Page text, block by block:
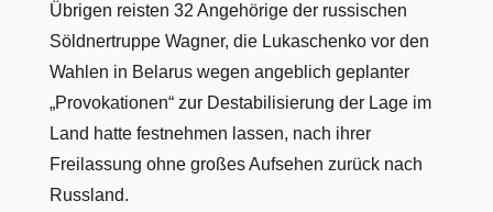
Übrigen reisten 32 Angehörige der russischen
Söldnertruppe Wagner, die Lukaschenko vor den
Wahlen in Belarus wegen angeblich geplanter
„Provokationen“ zur Destabilisierung der Lage im
Land hatte festnehmen lassen, nach ihrer
Freilassung ohne großes Aufsehen zurück nach
Russland.